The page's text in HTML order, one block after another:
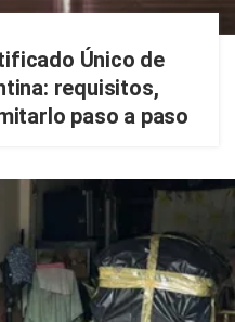
Único de
requisitos,
paso a paso